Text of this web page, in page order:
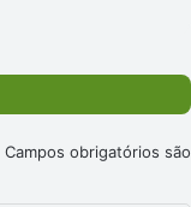
Campos obrigatórios são